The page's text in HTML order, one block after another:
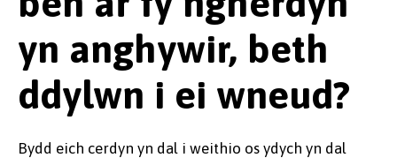
yn anghywir, beth
ddylwn i ei wneud?
Bydd eich cerdyn yn dal i weithio os ydych yn dal